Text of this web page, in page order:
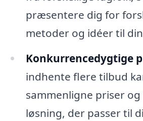
præsentere dig for
metoder og idéer til
Konkurrencedygtige
indhente flere tilbud
sammenligne priser
løsning, der passer til